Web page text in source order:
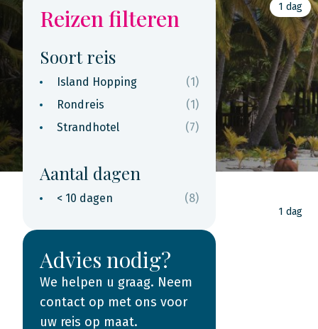
Reizen filteren
Soort reis
Island Hopping
(1)
Rondreis
(1)
Strandhotel
(7)
Aantal dagen
< 10 dagen (8)
Advies nodig?
We helpen u graag. Neem
contact op met ons voor
uw reis op maat.
1 dag
1 dag